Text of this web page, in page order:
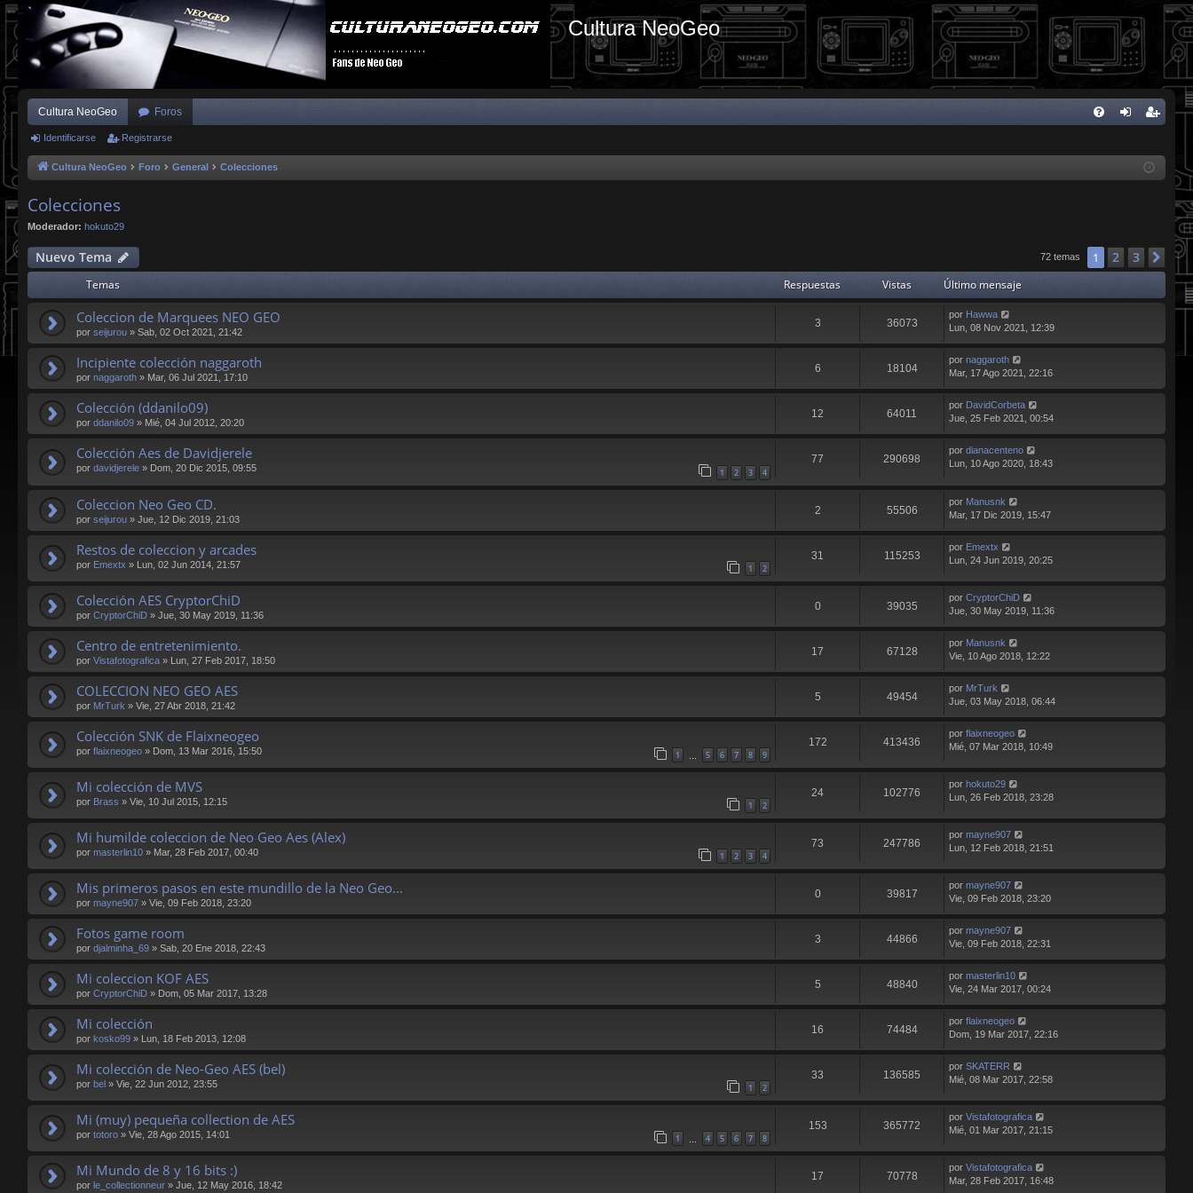
Cultura NeoGeo
Cultura NeoGeo Foros
se
ist
e
Identificarse Registrarse
Cultura NeoGeo Foro General Colecciones
Colecciones
Moderador: hokuto29
Nuevo Tema 72 temas 1 2 3
Temas Respuestas Vistas Último mensaje
Coleccion de Marquees NEO GEO
por seijurou » Sab, 02 Oct 2021, 21:42
3 36073
por Hawwa
Lun, 08 Nov 2021, 12:39
Incipiente colección naggaroth
por naggaroth » Mar, 06 Jul 2021, 17:10
6 18104
por naggaroth
Mar, 17 Ago 2021, 22:16
Colección (ddanilo09)
por ddanilo09 » Mié, 04 Jul 2012, 20:20
12 64011
por DavidCorbeta
Jue, 25 Feb 2021, 00:54
Colección Aes de Davidjerele
por davidjerele » Dom, 20 Dic 2015, 09:55 1 2 3 4
77 290698
por dianacenteno
Lun, 10 Ago 2020, 18:43
Coleccion Neo Geo CD.
por seijurou » Jue, 12 Dic 2019, 21:03
2 55506
por Manusnk
Mar, 17 Dic 2019, 15:47
Restos de coleccion y arcades
por Emextx » Lun, 02 Jun 2014, 21:57 1 2
31 115253
por Emextx
Lun, 24 Jun 2019, 20:25
Colección AES CryptorChiD
por CryptorChiD » Jue, 30 May 2019, 11:36
0 39035
por CryptorChiD
Jue, 30 May 2019, 11:36
Centro de entretenimiento.
por Vistafotografica » Lun, 27 Feb 2017, 18:50
17 67128
por Manusnk
Vie, 10 Ago 2018, 12:22
COLECCION NEO GEO AES
por MrTurk » Vie, 27 Abr 2018, 21:42
5 49454
por MrTurk
Jue, 03 May 2018, 06:44
Colección SNK de Flaixneogeo
por flaixneogeo » Dom, 13 Mar 2016, 15:50 1 5 6 7 8 9
172 413436
por flaixneogeo
Mié, 07 Mar 2018, 10:49
Mi colección de MVS
por Brass » Vie, 10 Jul 2015, 12:15 1 2
24 102776
por hokuto29
Lun, 26 Feb 2018, 23:28
Mi humilde coleccion de Neo Geo Aes (Alex)
por masterlin10 » Mar, 28 Feb 2017, 00:40 1 2 3 4
73 247786
por mayne907
Lun, 12 Feb 2018, 21:51
Mis primeros pasos en este mundillo de la Neo Geo...
por mayne907 » Vie, 09 Feb 2018, 23:20
0 39817
por mayne907
Vie, 09 Feb 2018, 23:20
Fotos game room
por djalminha_69 » Sab, 20 Ene 2018, 22:43
3 44866
por mayne907
Vie, 09 Feb 2018, 22:31
Mi coleccion KOF AES
por CryptorChiD » Dom, 05 Mar 2017, 13:28
5 48840
por masterlin10
Vie, 24 Mar 2017, 00:24
Mi colección
por kosko99 » Lun, 18 Feb 2013, 12:08
16 74484
por flaixneogeo
Dom, 19 Mar 2017, 22:16
Mi colección de Neo-Geo AES (bel)
por bel » Vie, 22 Jun 2012, 23:55 1 2
33 136585
por SKATERR
Mié, 08 Mar 2017, 22:58
Mi (muy) pequeña collection de AES
por totoro » Vie, 28 Ago 2015, 14:01 1 … 4 5 6 7 8
153 365772
por Vistafotografica
Mié, 01 Mar 2017, 21:15
Mi Mundo de 8 y 16 bits :)
por le_collectionneur » Jue, 12 May 2016, 18:42
17 70778
por Vistafotografica
Mar, 28 Feb 2017, 16:48